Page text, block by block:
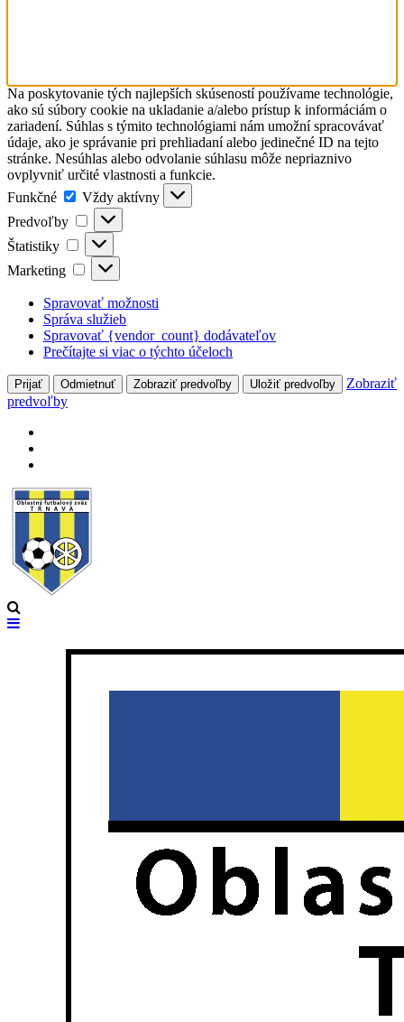
Na poskytovanie tých najlepších skúseností používame technológie,
ako sú súbory cookie na ukladanie a/alebo prístup k informáciám o
zariadení. Súhlas s týmito technológiami nám umožní spracovávať
údaje, ako je správanie pri prehliadaní alebo jedinečné ID na tejto
stránke. Nesúhlas alebo odvolanie súhlasu môže nepriaznivo
ovplyvniť určité vlastnosti a funkcie.
Funkčné
Funkčné
Vždy aktívny
Predvoľby
Predvoľby
Štatistiky Štatistiky
Marketing Marketing
Spravovať možnosti
Správa služieb
Spravovať {vendor_count} dodávateľov
Prečítajte si viac o týchto účeloch
Prijať Odmietnuť Zobraziť predvoľby Uložiť predvoľby
Zobraziť
predvoľby